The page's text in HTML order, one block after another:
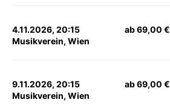
4.11.2026, 20:15
Musikverein, Wien
ab 69,00 €
9.11.2026, 20:15
Musikverein, Wien
ab 69,00 €